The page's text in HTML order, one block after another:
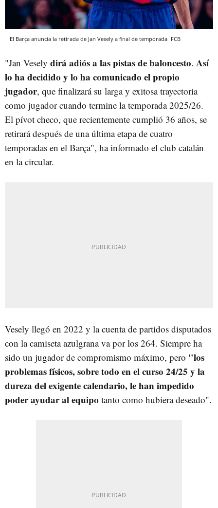
El Barça anuncia la retirada de Jan Vesely a final de temporada FCB
"Jan Vesely dirá adiós a las pistas de baloncesto. Así
lo ha decidido y lo ha comunicado el propio
jugador, que finalizará su larga y exitosa trayectoria
como jugador cuando termine la temporada 2025/26.
El pívot checo, que recientemente cumplió 36 años, se
retirará después de una última etapa de cuatro
temporadas en el Barça", ha informado el club catalán
en la circular.
Vesely llegó en 2022 y la cuenta de partidos disputados
con la camiseta azulgrana va por los 264. Siempre ha
sido un jugador de compromismo máximo, pero "los
problemas físicos, sobre todo en el curso 24/25 y la
dureza del exigente calendario, le han impedido
poder ayudar al equipo tanto como hubiera deseado".